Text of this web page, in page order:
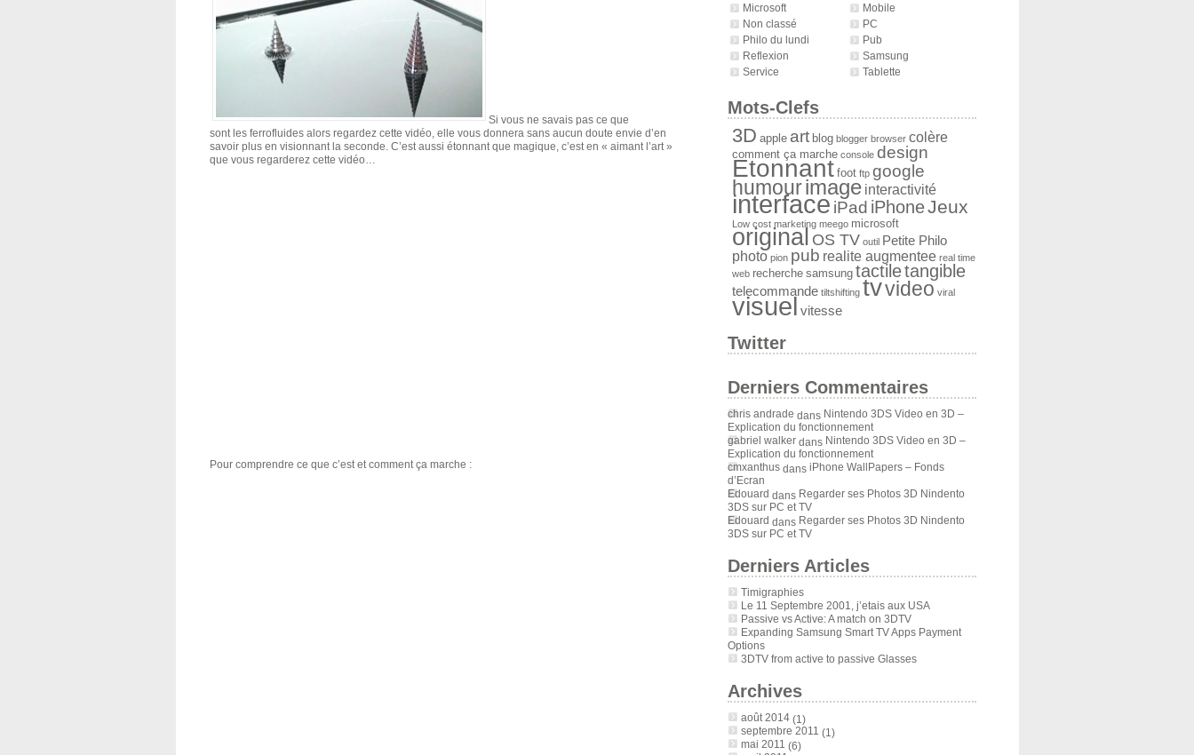
Microsoft
Mobile
Non classé
PC
Philo du lundi
Pub
Reflexion
Samsung
Service
Tablette
Mots-Clefs
3D apple art blog blogger browser colère
comment ça marche console design
Etonnant foot ftp google
humourimage interactivité
interface iPad iPhoneJeux
Low cost marketing meego microsoft
original OS TV outil Petite Philo
photo pion pub realite augmentee real time
web recherche samsung tactiletangible
telecommande tiltshifting tvvideo viral
visuel vitesse
Twitter
Derniers Commentaires
chris andrade dans Nintendo 3DS Video en 3D –
Explication du fonctionnement
gabriel walkerdans Nintendo 3DS Video en 3D –
Explication du fonctionnement
cmxanthusdans iPhone WallPapers – Fonds
d’Ecran
Edouard dans Regarder ses Photos 3D Nindento
3DS sur PC et TV
Edouard dans Regarder ses Photos 3D Nindento
3DS sur PC et TV
Derniers Articles
Timigraphies
Le 11 Septembre 2001, j’etais aux USA
Passive vs Active: A match on 3DTV
Expanding Samsung Smart TV Apps Payment
Options
3DTV from active to passive Glasses
Archives
août 2014(1)
septembre 2011 (1)
mai 2011 (6)
Si vous ne savais pas ce que
sont les ferrofluides alors regardez cette vidéo, elle vous donnera sans aucun doute envie d’en
savoir plus en visionnant la seconde. C’est aussi étonnant que magique, c’est en « aimant l’art »
que vous regarderez cette vidéo…
Pour comprendre ce que c’est et comment ça marche :